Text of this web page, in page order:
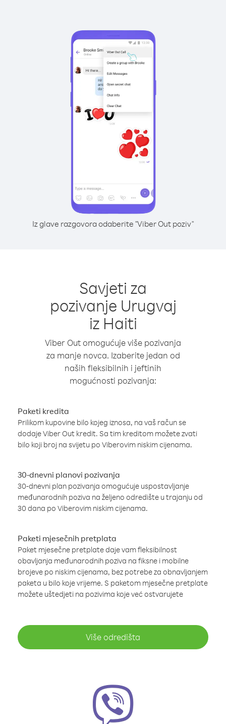
Iz glave razgovora odaberite "Viber Out poziv"
Savjeti za
pozivanje Urugvaj
iz Haiti
Viber Out omogućuje više pozivanja
za manje novca. Izaberite jedan od
naših fleksibilnih i jeftinih
mogućnosti pozivanja:
Paketi kredita
Prilikom kupovine bilo kojeg iznosa, na vaš račun se
dodaje Viber Out kredit. Sa tim kreditom možete zvati
bilo koji broj na svijetu po Viberovim niskim cijenama.
30-dnevni planovi pozivanja
30-dnevni plan pozivanja omogućuje uspostavljanje
međunarodnih poziva na željeno odredište u trajanju od
30 dana po Viberovim niskim cijenama.
Paketi mjesečnih pretplata
Paket mjesečne pretplate daje vam fleksibilnost
obavljanja međunarodnih poziva na fiksne i mobilne
brojeve po niskim cijenama, bez potrebe za obnavljanjem
paketa u bilo koje vrijeme. S paketom mjesečne pretplate
možete uštedjeti na pozivima koje već ostvarujete
Više odredišta